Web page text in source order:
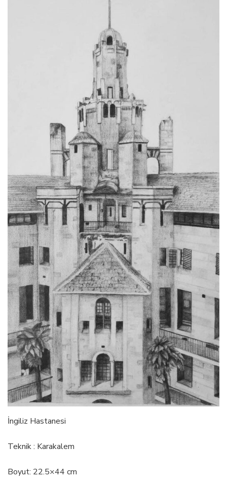
İngiliz Hastanesi
Teknik : Karakalem
Boyut: 22.5×44 cm